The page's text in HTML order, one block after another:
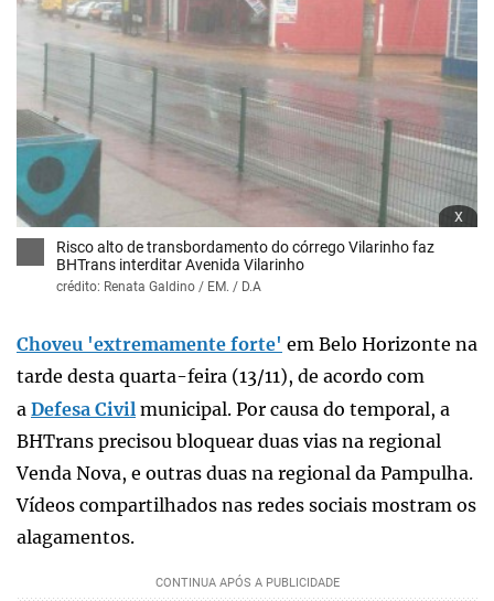
x
Risco alto de transbordamento do córrego Vilarinho faz
BHTrans interditar Avenida Vilarinho
crédito: Renata Galdino / EM. / D.A
Choveu 'extremamente forte' em Belo Horizonte na
tarde desta quarta-feira (13/11), de acordo com
a Defesa Civil municipal. Por causa do temporal, a
BHTrans precisou bloquear duas vias na regional
Venda Nova, e outras duas na regional da Pampulha.
Vídeos compartilhados nas redes sociais mostram os
alagamentos.